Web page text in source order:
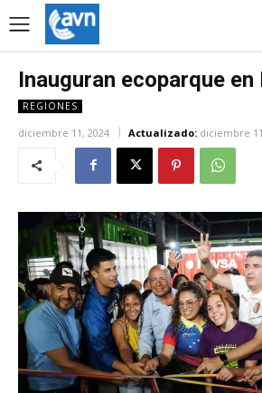
Inauguran ecoparque
REGIONES
diciembre 11, 2024 Actualizado: diciembre